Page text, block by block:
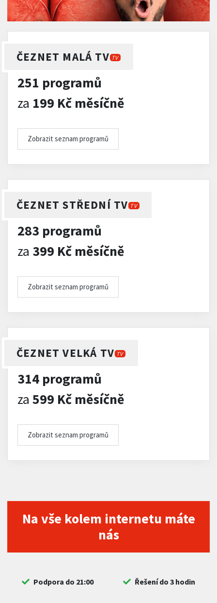
ČEZNET MALÁ TV TV
251 programů
za 199 Kč měsíčně
Zobrazit seznam programů
ČEZNET STŘEDNÍ TV TV
283 programů
za 399 Kč měsíčně
Zobrazit seznam programů
ČEZNET VELKÁ TV TV
314 programů
za 599 Kč měsíčně
Zobrazit seznam programů
Na vše kolem internetu máte
nás
Podpora do 21:00 Řešení do 3 hodin